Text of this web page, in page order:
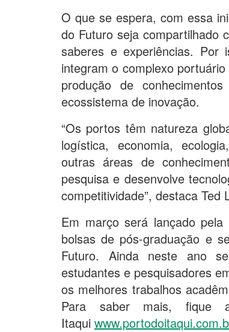
O que se espera, com essa
do Futuro seja compartilhado
saberes e experiências. Por
integram o complexo
produção de
ecossistema de inovação.
“Os portos têm natureza
logística, economia,
outras áreas de
pesquisa e desenvolve
competitividade”, destaca Ted
Em março será lançado
bolsas de pós-graduação e
Futuro. Ainda neste ano
estudantes e pesquisadores
os melhores trabalhos
Para saber mais,
Itaqui